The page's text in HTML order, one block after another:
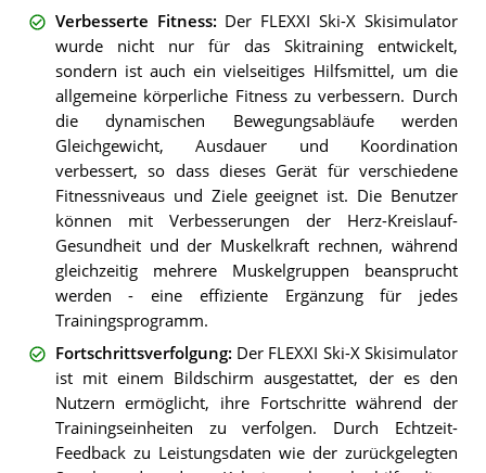
Verbesserte Fitness: Der FLEXXI Ski-X Skisimulator
wurde nicht nur für das Skitraining entwickelt,
sondern ist auch ein vielseitiges Hilfsmittel, um die
allgemeine körperliche Fitness zu verbessern. Durch
die dynamischen Bewegungsabläufe werden
Gleichgewicht, Ausdauer und Koordination
verbessert, so dass dieses Gerät für verschiedene
Fitnessniveaus und Ziele geeignet ist. Die Benutzer
können mit Verbesserungen der Herz-Kreislauf-
Gesundheit und der Muskelkraft rechnen, während
gleichzeitig mehrere Muskelgruppen beansprucht
werden - eine effiziente Ergänzung für jedes
Trainingsprogramm.
Fortschrittsverfolgung: Der FLEXXI Ski-X Skisimulator
ist mit einem Bildschirm ausgestattet, der es den
Nutzern ermöglicht, ihre Fortschritte während der
Trainingseinheiten zu verfolgen. Durch Echtzeit-
Feedback zu Leistungsdaten wie der zurückgelegten